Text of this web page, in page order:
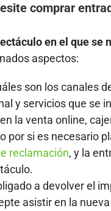
comprar
en el que se
aspectos:
son los canales
y servicios que se
la venta online,
por si es necesario
reclamación, y la
a devolver el
asistir en la